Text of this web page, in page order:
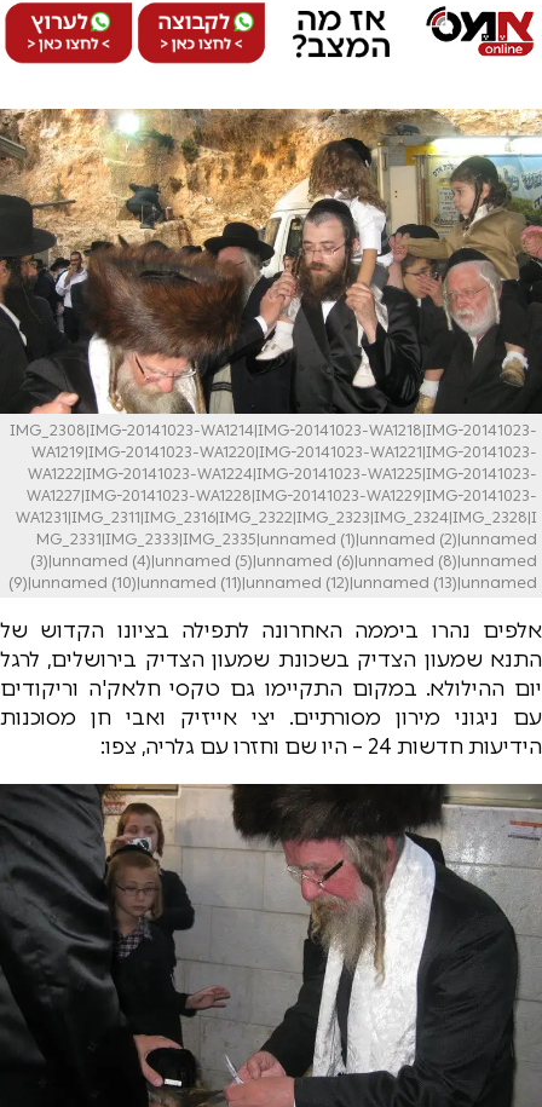
IMG_2308|IMG-20141023-WA1214|IMG-20141023-WA1218|IMG-20141023-
WA1219|IMG-20141023-WA1220|IMG-20141023-WA1221|IMG-20141023-
WA1222|IMG-20141023-WA1224|IMG-20141023-WA1225|IMG-20141023-
WA1227|IMG-20141023-WA1228|IMG-20141023-WA1229|IMG-20141023-
WA1231|IMG_2311|IMG_2316|IMG_2322|IMG_2323|IMG_2324|IMG_2328|I
MG_2331|IMG_2333|IMG_2335|unnamed (1)|unnamed (2)|unnamed
(3)|unnamed (4)|unnamed (5)|unnamed (6)|unnamed (8)|unnamed
(9)|unnamed (10)|unnamed (11)|unnamed (12)|unnamed (13)|unnamed
אלפים נהרו ביממה האחרונה לתפילה בציונו הקדוש של
התנא שמעון הצדיק בשכונת שמעון הצדיק בירושלים, לרגל
יום ההילולא. במקום התקיימו גם טקסי חלאק'ה וריקודים
עם ניגוני מירון מסורתיים. יצי אייזיק ואבי חן מסוכנות
הידיעות חדשות 24 – היו שם וחזרו עם גלריה, צפו: